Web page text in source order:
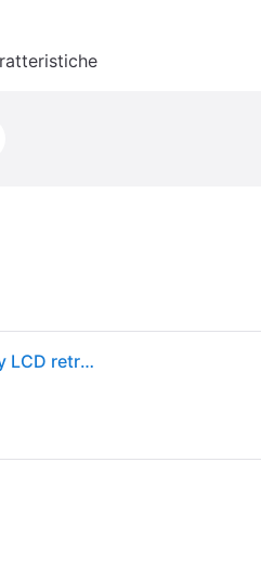
Beurer 95208 BY 84 Babyphone analogico con display LCD retroilluminato blu portata fino a 800 m 2 canali colore Bianco Giallo